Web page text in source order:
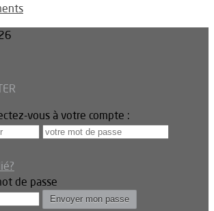
vous à votre compte :
de passe